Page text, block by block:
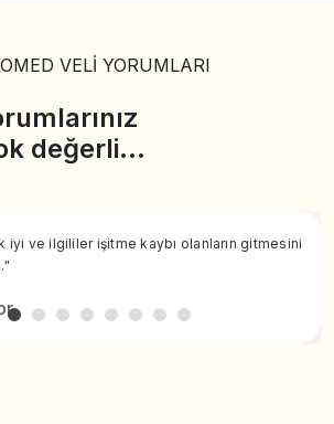
VELİ YORUMLARI
değerli…
iyi ve ilgililer işitme kaybı olanların gitmesini